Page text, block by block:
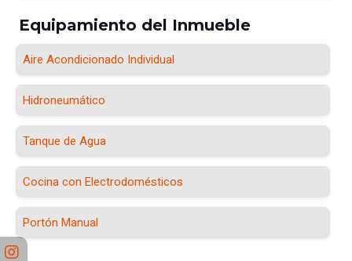
Equipamiento del Inmueble
Aire Acondicionado Individual
Hidroneumático
Tanque de Agua
Cocina con Electrodomésticos
Portón Manual